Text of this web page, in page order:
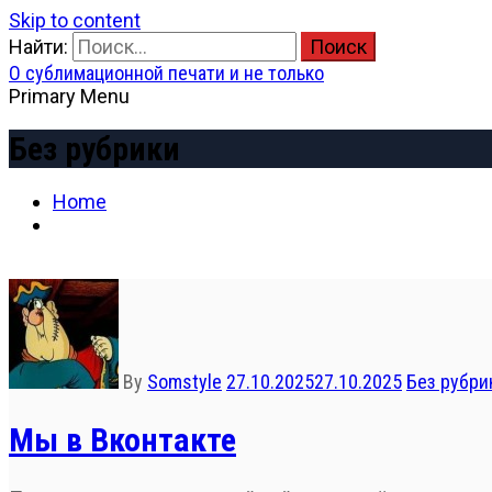
Skip to content
Найти:
О сублимационной печати и не только
Primary Menu
Без рубрики
Home
By Somstyle 27.10.202527.10.2025 Без
Мы в Вконтакте